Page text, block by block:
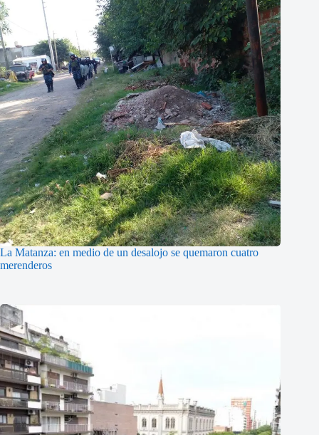
La Matanza: en medio de un desalojo se quemaron cuatro
merenderos